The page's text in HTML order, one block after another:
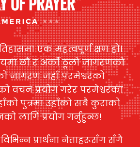
एक महत्वपूर्ण क्षण हो।
छौं र अर्को ठूलो जागरणको
जागरण जहाँ परमेश्वरको
वचन प्रयोग गरेर परमेश्वरका
पुत्रमा उहाँको सबै कुराको
लागि प्रयोग गर्नुहुन्छ!
विभिन्न प्रार्थना नेताहरूसँग सँगै